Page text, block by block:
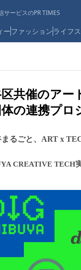
サービスのPR TIMES
ーファッションライフ
共催のアー
体の連携プロ
まるごと、ART x
CREATIVE TECH